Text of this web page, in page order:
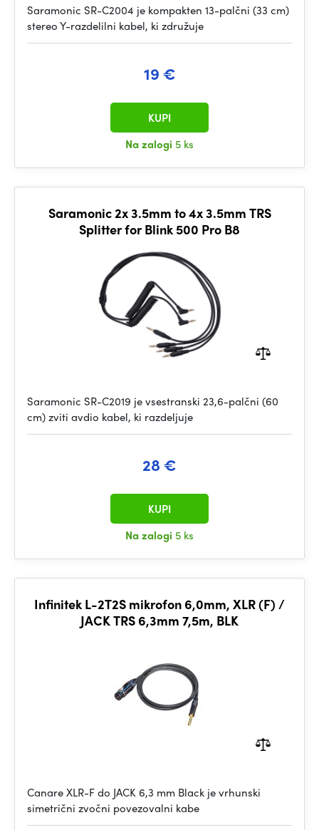
Saramonic SR-C2004 je kompakten 13-palčni (33 cm)
stereo Y-razdelilni kabel, ki združuje
19 €
Na zalogi 5 ks
KUPI
Saramonic 2x 3.5mm to 4x 3.5mm TRS
Splitter for Blink 500 Pro B8
Saramonic SR-C2019 je vsestranski 23,6-palčni (60
cm) zviti avdio kabel, ki razdeljuje
28 €
Na zalogi 5 ks
KUPI
Infinitek L-2T2S mikrofon 6,0mm, XLR (F) /
JACK TRS 6,3mm 7,5m, BLK
Canare XLR-F do JACK 6,3 mm Black je vrhunski
simetrični zvočni povezovalni kabe